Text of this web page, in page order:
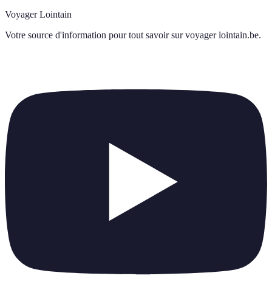
Voyager Lointain
Votre source d'information pour tout savoir sur voyager lointain.be.